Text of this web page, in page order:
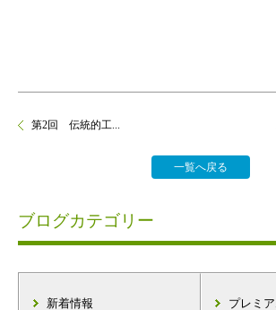
第2回 伝統的工...
一覧へ戻る
ブログカテゴリー
新着情報 プレミ